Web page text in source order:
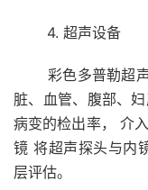
4. 超声设备
彩色多普勒超声
脏、血管、腹部、
病变的检出率， 介
镜 将超声探头与内
层评估。